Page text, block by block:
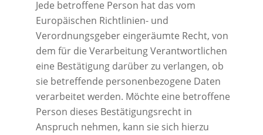
Jede betroffene Person hat das vom
Europäischen Richtlinien- und
Verordnungsgeber eingeräumte Recht, von
dem für die Verarbeitung Verantwortlichen
eine Bestätigung darüber zu verlangen, ob
sie betreffende personenbezogene Daten
verarbeitet werden. Möchte eine betroffene
Person dieses Bestätigungsrecht in
Anspruch nehmen, kann sie sich hierzu